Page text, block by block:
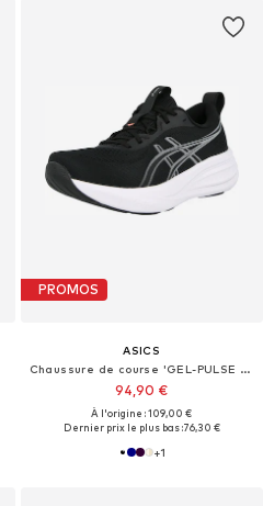
PROMOS
ASICS
Chaussure de course 'GEL-PULSE 17'
94,90 €
À l'origine : 109,00 €
Dernier prix le plus bas :76,30 €
+1